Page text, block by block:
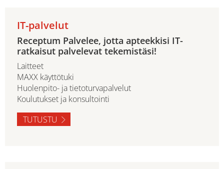
IT-palvelut
Receptum Palvelee, jotta apteekkisi IT-
ratkaisut palvelevat tekemistäsi!
Laitteet
MAXX käyttötuki
Huolenpito- ja tietoturvapalvelut
Koulutukset ja konsultointi
TUTUSTU